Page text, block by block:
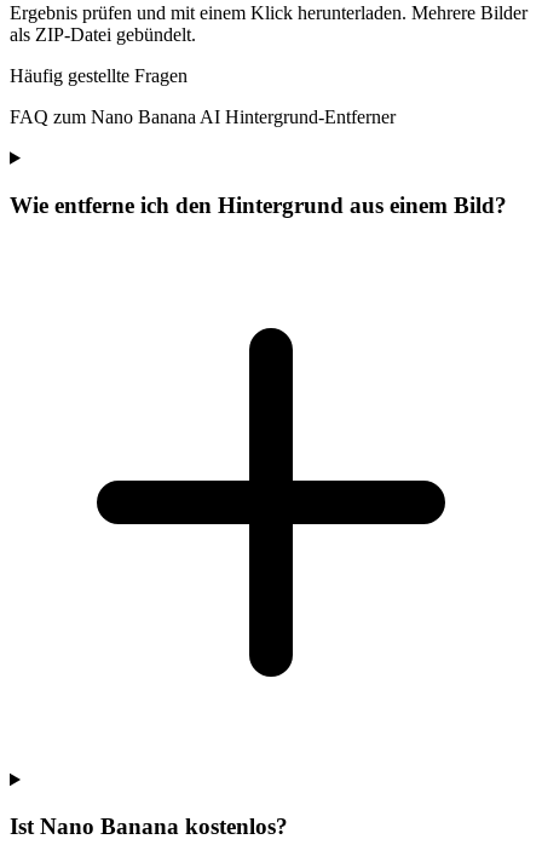
Ergebnis prüfen und mit einem Klick herunterladen. Mehrere Bilder
als ZIP-Datei gebündelt.
Häufig gestellte Fragen
FAQ zum Nano Banana AI Hintergrund-Entferner
Wie entferne ich den Hintergrund aus einem Bild?
Ist Nano Banana kostenlos?